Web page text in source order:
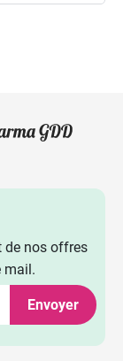
de nos offres
mail.
Envoyer